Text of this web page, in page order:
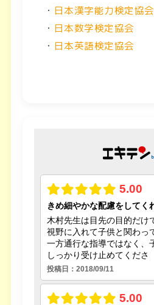
・ 日本漢字能力検定協会
・ 日本数学検定協会
・ 日本英語検定協会